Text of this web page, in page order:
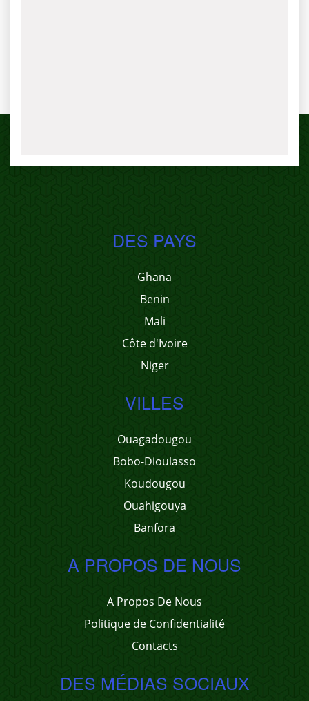
DES PAYS
Ghana
Benin
Mali
Côte d'Ivoire
Niger
VILLES
Ouagadougou
Bobo-Dioulasso
Koudougou
Ouahigouya
Banfora
A PROPOS DE NOUS
A Propos De Nous
Politique de Confidentialité
Contacts
DES MÉDIAS SOCIAUX